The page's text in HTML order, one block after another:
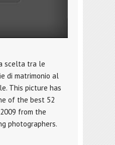
scelta tra le
di matrimonio al
This picture has
of the best 52
from the
photographers.